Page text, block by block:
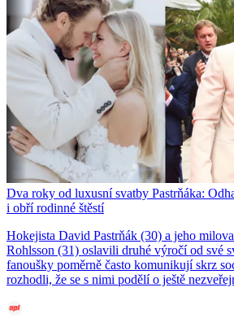
Dva roky od luxusní svatby Pastrňáka:
i obří rodinné štěstí
Hokejista David Pastrňák (30) a jeho
Rohlsson (31) oslavili druhé výročí od své
fanoušky poměrně často komunikují skrz
rozhodli, že se s nimi podělí o ještě